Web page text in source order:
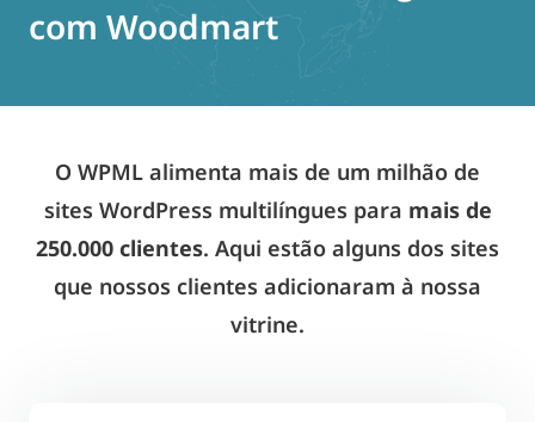
com Woodmart
O WPML alimenta mais de um milhão de
sites WordPress multilíngues para mais de
250.000 clientes. Aqui estão alguns dos sites
que nossos clientes adicionaram à nossa
vitrine.